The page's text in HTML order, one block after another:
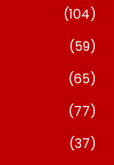
(104)
(59)
(65)
(77)
(37)